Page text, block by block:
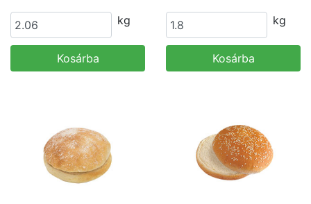
kg
Kosárba
kg
Kosárba